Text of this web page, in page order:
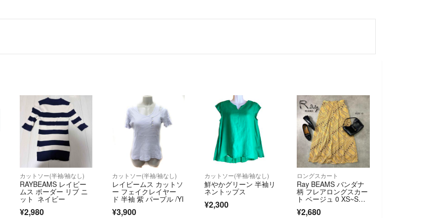
カットソー(半袖/袖なし)
RAYBEAMS レイビー
ムス ボーダー リブ ニ
ット ネイビー
¥2,980
カットソー(半袖/袖なし)
レイビームス カットソ
ー フェイクレイヤー
ド 半袖 紫 パープル /YI
¥3,900
カットソー(半袖/袖なし)
鮮やかグリーン 半袖リ
ネントップス
¥2,300
ロングスカート
Ray BEAMS バンダナ
柄 フレアロングスカー
ト ベージュ 0 XS~S相
当
¥2,680